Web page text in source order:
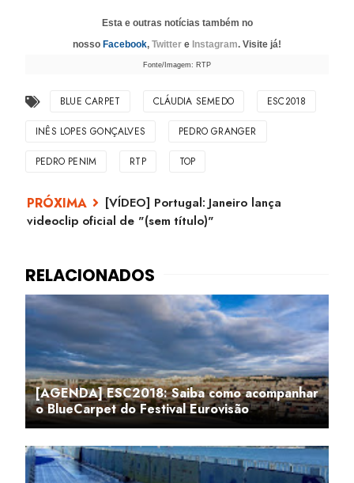
Esta e outras notícias também no
nosso Facebook, Twitter e Instagram. Visite já!
Fonte/Imagem: RTP
BLUE CARPET CLÁUDIA SEMEDO ESC2018
INÊS LOPES GONÇALVES PEDRO GRANGER
PEDRO PENIM RTP TOP
[VÍDEO] Portugal: Janeiro lança
videoclip oficial de "(sem título)"
[AGENDA] ESC2018: Saiba como acompanhar
o BlueCarpet do Festival Eurovisão